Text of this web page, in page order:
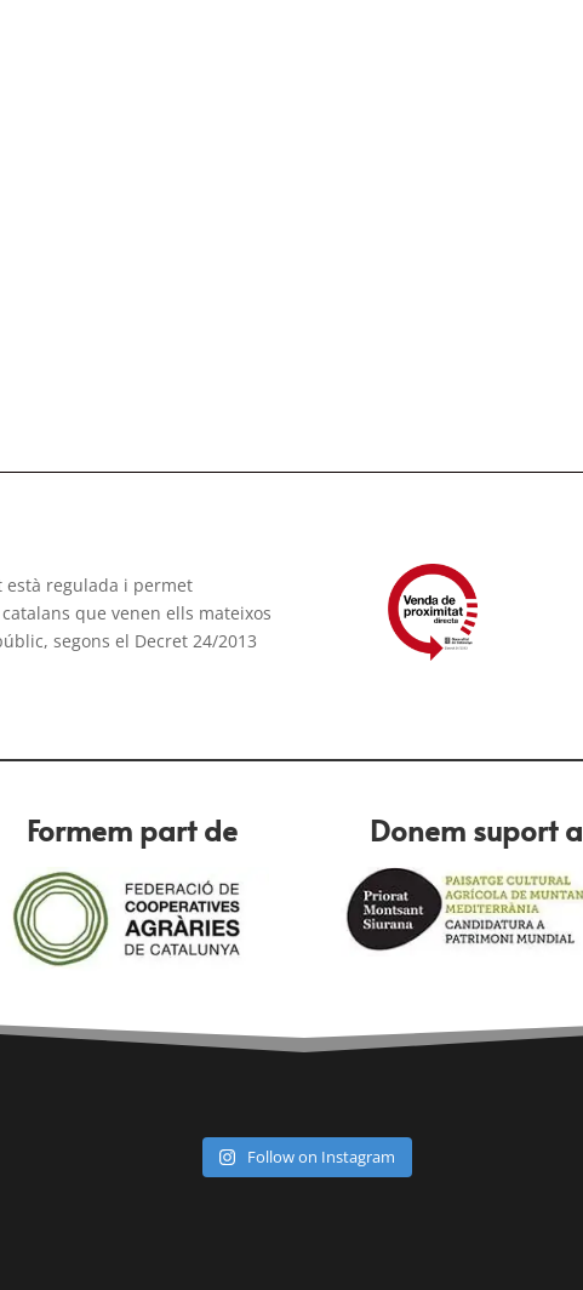
està regulada i permet
que venen ells mateixos
segons el Decret 24/2013
Formem part de Donem suport a
Follow on Instagram